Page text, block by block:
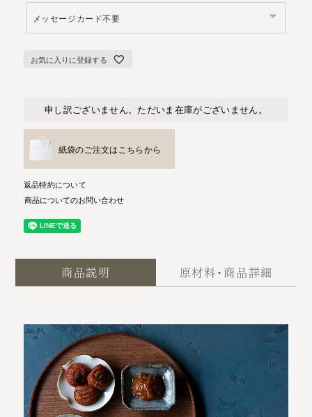
お気に入りに登録する
申し訳ございません。ただいま在庫がございません。
紙袋のご注文はこちらから
返品特約について
商品についてのお問い合わせ
商品説明 原材料・商品詳細